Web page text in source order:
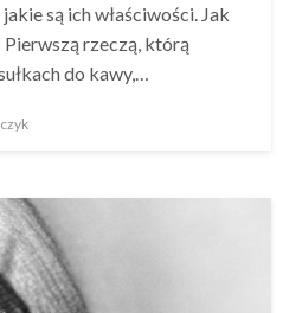
są ich właściwości. Jak
Pierwszą rzeczą, którą
do kawy,…